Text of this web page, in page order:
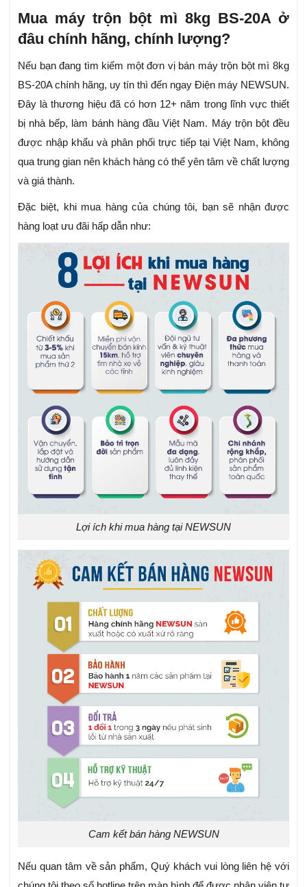
Mua máy trộn bột mì 8kg BS-20A ở
đâu chính hãng, chính lượng?
Nếu bạn đang tìm kiếm một đơn vị bán máy trộn bột mì 8kg
BS-20A chính hãng, uy tín thì đến ngay Điện máy NEWSUN.
Đây là thương hiệu đã có hơn 12+ năm trong lĩnh vực thiết
bị nhà bếp, làm bánh hàng đầu Việt Nam. Máy trộn bột đều
được nhập khẩu và phân phối trực tiếp tại Việt Nam, không
qua trung gian nên khách hàng có thể yên tâm về chất lượng
và giá thành.
Đặc biệt, khi mua hàng của chúng tôi, bạn sẽ nhận được
hàng loạt ưu đãi hấp dẫn như:
Lợi ích khi mua hàng tại NEWSUN
Cam kết bán hàng NEWSUN
Nếu quan tâm về sản phẩm, Quý khách vui lòng liên hệ với